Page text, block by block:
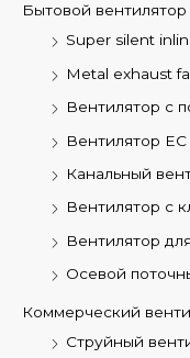
Бытовой вентилятор
Super silent
Metal exhaust
Вентилятор с
Вентилятор
Канальный
Вентилятор с
Вентилятор
Осевой
Коммерческий
Струйный